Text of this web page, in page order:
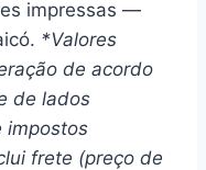
impressas —
*Valores
de acordo
de lados
impostos
frete (preço de